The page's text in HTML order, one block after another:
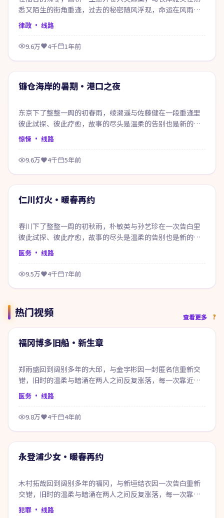
悉又陌生的街角重逢，过去的秘密随风浮现，命运在风雨之
间悄然改写。
律政 · 线路
9.6万 4千 1年前
精选
镰仓海岸的暑期·港口之夜
东京下了整整一周的初春雨，绫濑遥与佐藤健在一段重逢里
彼此试探、彼此疗愈，故事的尽头是温柔的告别也是新的开
始。
惊悚 · 线路
9.6万 4千 5年前
精选
仁川灯火·暖春再约
春川下了整整一周的初秋雨，朴敏英与孙艺珍在一次告白里
彼此试探、彼此疗愈，故事的尽头是温柔的告别也是新的开
始。
医务 · 线路
9.5万 4千 7年前
热门视频 查看更多
热门
71:02
福冈博多旧船·新生章
郑雨盛回到阔别多年的大邱，与金宇彬因一封匿名信重新交
错，旧时的温柔与暗涌在两人之间反复涨落，每一次靠近都
像在赎回当年的失约。
医务 · 线路
9.8万 4千 4年前
热门
永登浦少女·暖春再约
木村拓哉回到阔别多年的福冈，与新垣结衣因一次告白重新
交错，旧时的温柔与暗涌在两人之间反复涨落，每一次靠近
都像在赎回当年的失约。
犯罪 · 线路